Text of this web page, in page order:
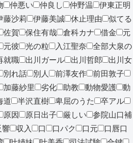
仲悪い 仲良し 仲野温
伊東正明
藤沙莉 伊藤美誠 休止理由
似てる
佐賀 保住有哉 倉科カナ 借金
元
元彼 光の粒 入江聖奈
全部大泉の
就職 出川ガール 出川哲郎
出川女
別れ話 別人 前澤友作
前田敦子
加藤紗里 劣化 助教 動物愛護
動
道 半沢直樹 卑屈のうた
卒アル
原因 原日出子 厳しい
参院山口補
響 収入 口 口パク 口元
口唇口